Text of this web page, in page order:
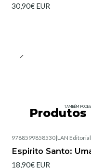
30,90€ EUR
TAMBÉM PODE
Produtos
9788599858530|LAN Editorial
Espirito Santo:
18,90€ EUR